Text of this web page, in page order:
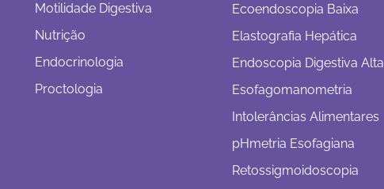
Motilidade Digestiva
Nutrição
Endocrinologia
Proctologia
Ecoendoscopia Baixa
Elastografia Hepática
Endoscopia Digestiva Alta
Esofagomanometria
Intolerâncias Alimentares
pHmetria Esofagiana
Retossigmoidoscopia